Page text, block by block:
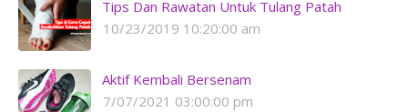
Tips Dan Rawatan Untuk Tulang Patah
10/23/2019 10:20:00 am
Aktif Kembali Bersenam
7/07/2021 03:00:00 pm